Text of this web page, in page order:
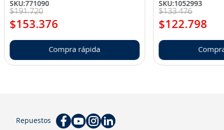
SKU:771090
$191.720
$153.376
Compra rápida
SKU:1052993
$133.476
$122.798
Repuestos